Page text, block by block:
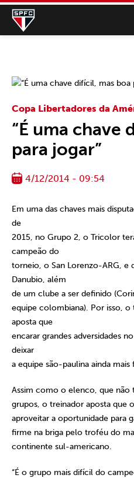
Copa Libertadores da
“É uma chave
para jogar”
4/12/2014 - 09:54
Em uma das chaves mais
de
2015, no Grupo 2, o Tricolor
campeão do
torneio, o San Lorenzo-ARG, e
Danubio, além
de um clube a ser definido
equipe colombiana). Por isso,
aposta que
encarar grandes adversidades
deixar
a equipe são-paulina ainda mais
Assim como o elenco, que não
grupos, o treinador aposta que
aproveitar a oportunidade para
firme na briga pelo troféu do
continente sul-americano.
“É o grupo mais difícil do